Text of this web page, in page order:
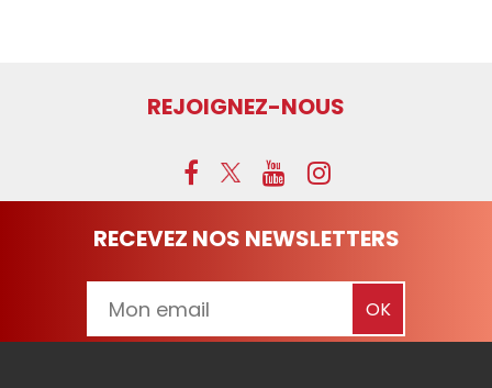
REJOIGNEZ-NOUS
RECEVEZ NOS NEWSLETTERS